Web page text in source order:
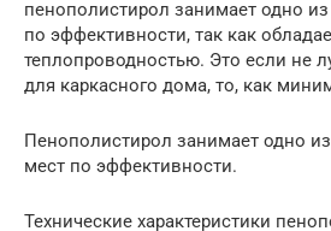
пенополистирол занимает одно
по эффективности, так как
теплопроводностью. Это если не
для каркасного дома, то, как
Пенополистирол занимает одно
мест по эффективности.
Технические характеристики